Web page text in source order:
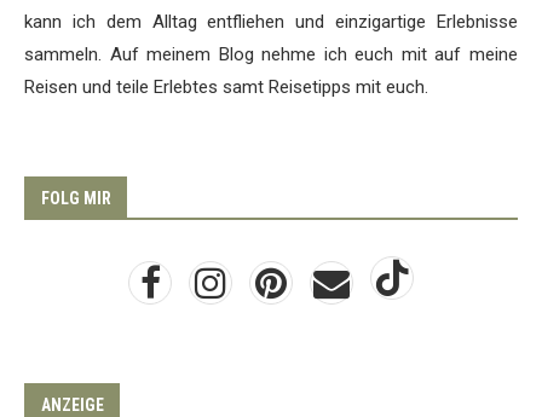
kann ich dem Alltag entfliehen und einzigartige Erlebnisse
sammeln. Auf meinem Blog nehme ich euch mit auf meine
Reisen und teile Erlebtes samt Reisetipps mit euch.
FOLG MIR
ANZEIGE